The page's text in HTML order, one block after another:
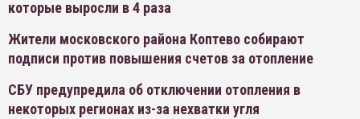
которые выросли в 4 раза
Жители московского района Коптево собирают
подписи против повышения счетов за отопление
СБУ предупредила об отключении отопления в
некоторых регионах из-за нехватки угля